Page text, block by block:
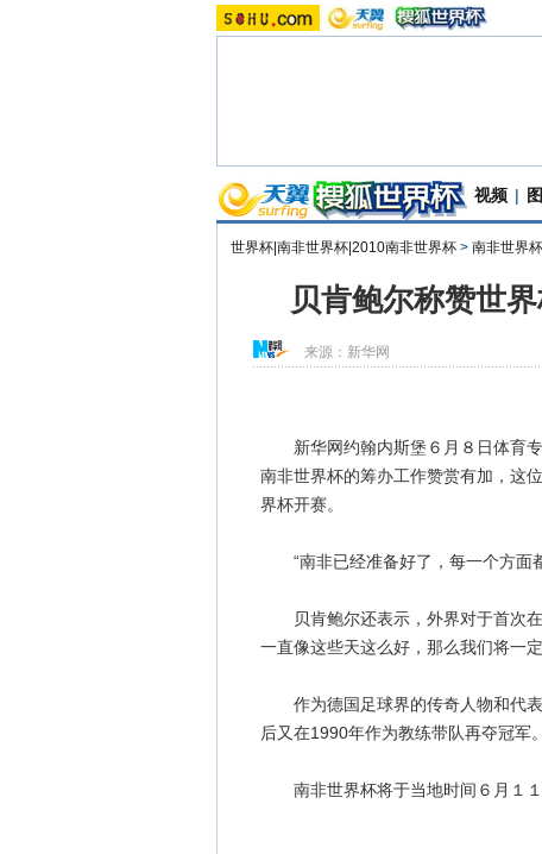
视频 |
世界杯|南非世界杯|2010南非世界杯 > 南非世界
贝肯鲍尔称赞世
来源： 新华网
新华网约翰内斯堡６月８日体育专
南非世界杯的筹办工作赞赏有加，这
界杯开赛。
“南非已经准备好了，每一个方面都
贝肯鲍尔还表示，外界对于首次在
一直像这些天这么好，那么我们将一
作为德国足球界的传奇人物和代表
后又在1990年作为教练带队再夺冠军。
南非世界杯将于当地时间６月１１